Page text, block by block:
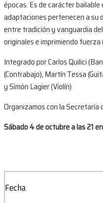
épocas. Es de carácter
adaptaciones pertenecen a su
entre tradición y vanguardia
originales e imprimiendo fuerza
Integrado por Carlos Quilici
(Contrabajo), Martín Tessa
y Simón Lagier (Violín)
Organizamos con la Secretaría
Sábado 4 de octubre a las 21
Fecha